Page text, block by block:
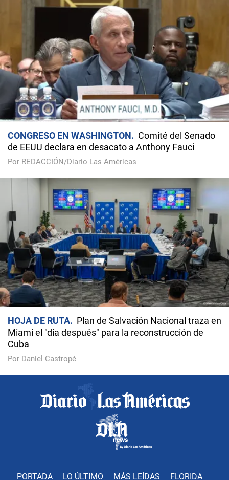
CONGRESO EN WASHINGTON
Comité del Senado
de EEUU declara en desacato a Anthony Fauci
Por REDACCIÓN/Diario Las Américas
HOJA DE RUTA
Plan de Salvación Nacional traza en
Miami el "día después" para la reconstrucción de
Cuba
Por Daniel Castropé
PORTADA LO ÚLTIMO MÁS LEÍDAS FLORIDA